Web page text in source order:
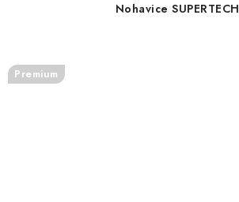
Nohavice SUPERTECH
Premium